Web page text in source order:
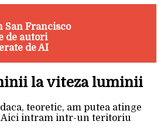
San Francisco
de autori
de AI
la viteza luminii
teoretic, am putea atinge
Aici intram intr-un teritoriu